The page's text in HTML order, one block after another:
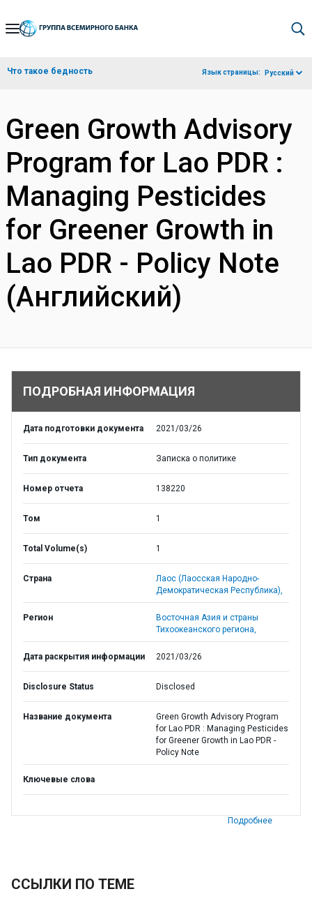
Skip
Navigation
Что такое бедность Язык страницы: Русский
Green Growth Advisory
Program for Lao PDR :
Managing Pesticides
for Greener Growth in
Lao PDR - Policy Note
(Английский)
ПОДРОБНАЯ ИНФОРМАЦИЯ
Дата подготовки документа 2021/03/26
Тип документа Записка о политике
Номер отчета 138220
Том 1
Total Volume(s) 1
Страна
Лаос (Лаосская Народно-
Демократическая Республика),
Регион
Восточная Азия и страны
Тихоокеанского региона,
Дата раскрытия информации 2021/03/26
Disclosure Status Disclosed
Название документа
Green Growth Advisory Program
for Lao PDR : Managing Pesticides
for Greener Growth in Lao PDR -
Policy Note
Ключевые слова
Подробнее
ССЫЛКИ ПО ТЕМЕ